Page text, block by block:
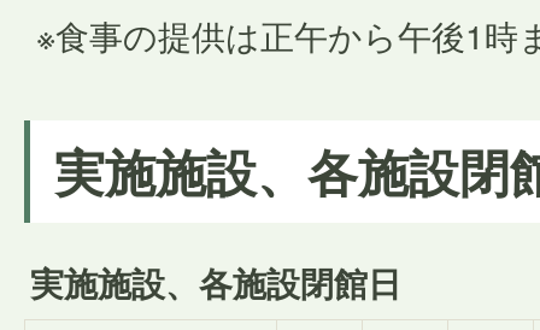
※食事の提供は正午から午後1時
実施施設、各施設閉
実施施設、各施設閉館日